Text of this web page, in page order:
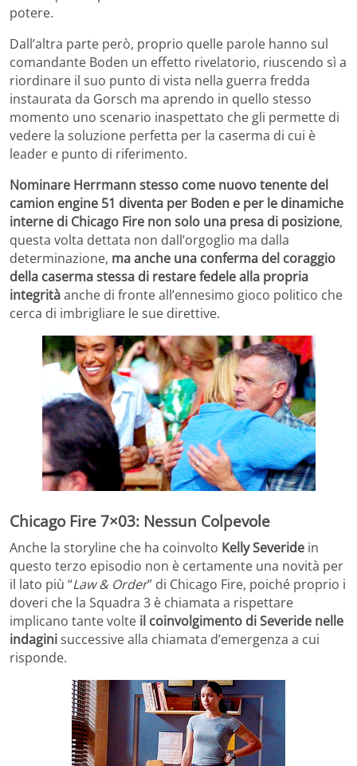
potere.
Dall’altra parte però, proprio quelle parole hanno sul
comandante Boden un effetto rivelatorio, riuscendo sì a
riordinare il suo punto di vista nella guerra fredda
instaurata da Gorsch ma aprendo in quello stesso
momento uno scenario inaspettato che gli permette di
vedere la soluzione perfetta per la caserma di cui è
leader e punto di riferimento.
Nominare Herrmann stesso come nuovo tenente del
camion engine 51 diventa per Boden e per le dinamiche
interne di Chicago Fire non solo una presa di posizione,
questa volta dettata non dall’orgoglio ma dalla
determinazione, ma anche una conferma del coraggio
della caserma stessa di restare fedele alla propria
integritàanche di fronte all’ennesimo gioco politico che
cerca di imbrigliare le sue direttive.
Chicago Fire 7×03: Nessun Colpevole
Anche la storyline che ha coinvolto Kelly Severide in
questo terzo episodio non è certamente una novità per
il lato più “Law & Order” di Chicago Fire, poiché proprio i
doveri che la Squadra 3 è chiamata a rispettare
implicano tante volte il coinvolgimento di Severide nelle
indaginisuccessive alla chiamata d’emergenza a cui
risponde.